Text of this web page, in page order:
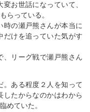
お世話になっていて、
らっている。
時の瀬戸熊さんが本当に
だけを追っていた気がす
、リーグ戦で瀬戸熊さん
。ある程度２人を知って
したからなのかはわから
めていた。